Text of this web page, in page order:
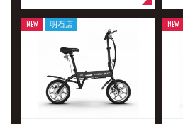
NEW 明石店 NEW